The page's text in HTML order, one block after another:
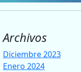
Archivos
Diciembre 2023
Enero 2024